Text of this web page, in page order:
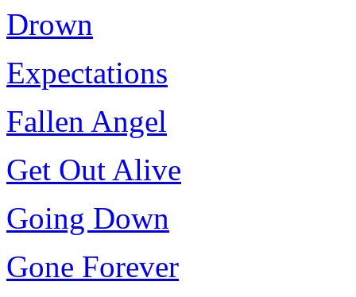
Drown
Expectations
Fallen Angel
Get Out Alive
Going Down
Gone Forever